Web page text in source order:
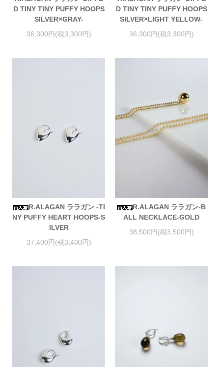
D TINY TINY PUFFY HOOPS
SILVER×GRAY-
36,300円(税3,300円)
D TINY TINY PUFFY HOOPS
SILVER×LIGHT YELLOW-
36,300円(税3,300円)
R.ALAGAN ララガン -TI
NY PUFFY HEART HOOPS-S
ILVER
37,400円(税3,400円)
R.ALAGAN ララガン-B
ALL NECKLACE-GOLD
38,500円(税3,500円)